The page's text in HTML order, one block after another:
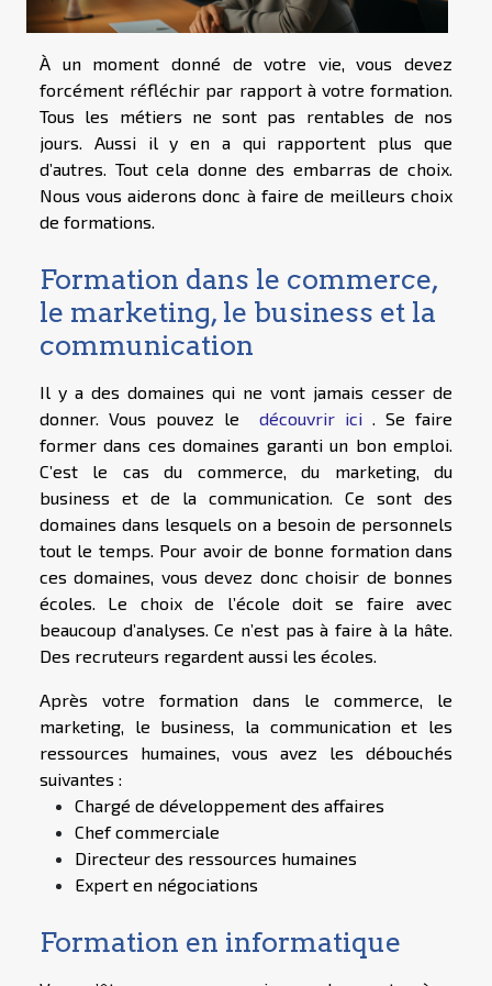
À un moment donné de votre vie, vous devez
forcément réfléchir par rapport à votre formation.
Tous les métiers ne sont pas rentables de nos
jours. Aussi il y en a qui rapportent plus que
d’autres. Tout cela donne des embarras de choix.
Nous vous aiderons donc à faire de meilleurs choix
de formations.
Formation dans le commerce,
le marketing, le business et la
communication
Il y a des domaines qui ne vont jamais cesser de
donner. Vous pouvez le
découvrir ici
. Se faire
former dans ces domaines garanti un bon emploi.
C’est le cas du commerce, du marketing, du
business et de la communication. Ce sont des
domaines dans lesquels on a besoin de personnels
tout le temps. Pour avoir de bonne formation dans
ces domaines, vous devez donc choisir de bonnes
écoles. Le choix de l’école doit se faire avec
beaucoup d’analyses. Ce n’est pas à faire à la hâte.
Des recruteurs regardent aussi les écoles.
Après votre formation dans le commerce, le
marketing, le business, la communication et les
ressources humaines, vous avez les débouchés
suivantes :
Chargé de développement des affaires
Chef commerciale
Directeur des ressources humaines
Expert en négociations
Formation en informatique